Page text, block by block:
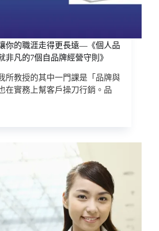
你的職涯走得更長遠—《個人品
非凡的7個自品牌經營守則》
所教授的其中一門課是「品牌與
在實務上幫客戶操刀行銷。品